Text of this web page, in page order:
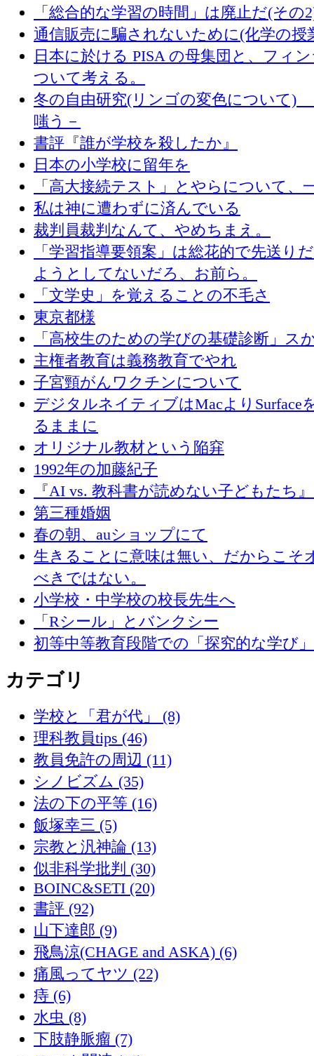
「総合的な学習の時間」は廃止だ(その
通信販売に騙されないために(化学の授
日本に於ける PISA の母集団と、フィ
ついて考える。
冬の自由研究(リンゴの変色について)
嗤う－
書評『誰が学校を殺したか』
日本の小学校に留年を
「高大接続テスト」とやらについて、
私は神に遭わずに済んでいる
裁判員裁判なんて、やめちまえ。
「学習指導要領案」は総花的で先送り
ようとしてないだろ、お前ら。
「文学史」を覚えることの不毛さ
東京都様
「高校生のための学びの基礎診断」ス
主権者教育は義務教育でやれ
子宮頸がんワクチンについて
デジタルネイティブはMacよりSurface
るままに
オリジナル教材という陥穽
1992年の加藤紀子
『AI vs. 教科書が読めない子どもたち
第三種婚姻
春の朝、auショップにて
生きることに意味は無い、だからこそ
べきではない。
小学校・中学校の校長先生へ
「Rシール」とバンクシー
初等中等教育段階での「探究的な学び
カテゴリ
学校と「君が代」 (8)
理科教員tips (46)
教員免許の周辺 (11)
シノビズム (35)
法の下の平等 (16)
飯塚幸三 (5)
宗教と汎神論 (13)
似非科学批判 (30)
BOINC&SETI (20)
書評 (92)
山下達郎 (9)
飛鳥涼(CHAGE and ASKA) (6)
痛風ってヤツ (22)
痔 (6)
水虫 (8)
下肢静脈瘤 (7)